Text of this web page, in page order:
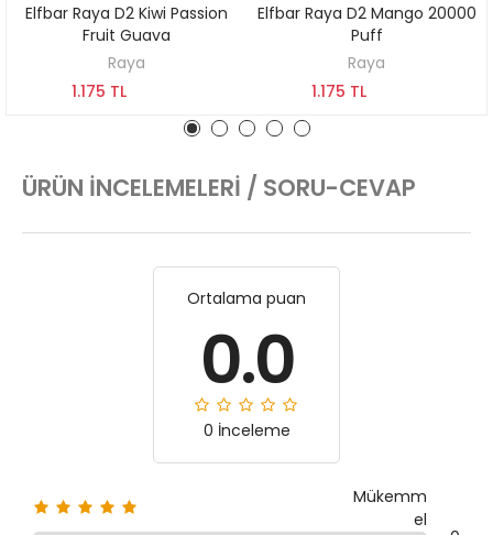
KEŞFET
Elfbar Raya D2 Kiwi Passion
Fruit Guava
Raya
1.175 TL
KEŞFET
Elfbar Raya D2 Mango 20000
Puff
Raya
1.175 TL
ÜRÜN İNCELEMELERI / SORU-CEVAP
Ortalama puan
0.0
0 İnceleme
Mükemm
el